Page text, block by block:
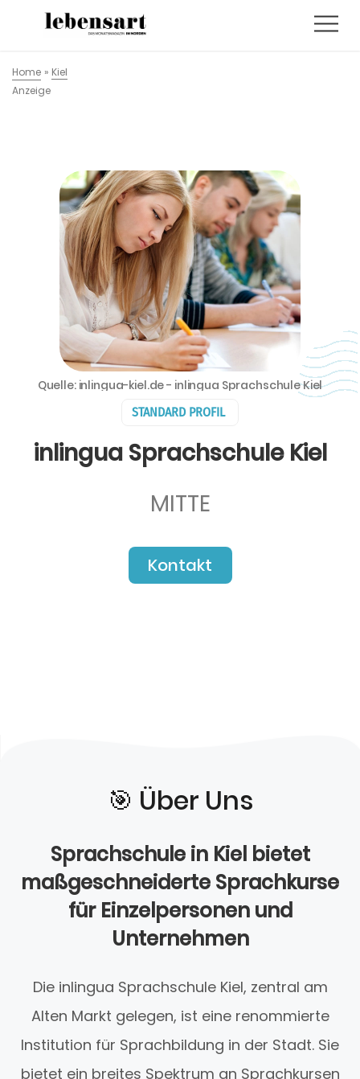
Home » Kiel
Anzeige
STANDARD PROFIL
inlingua Sprachschule Kiel
MITTE
Kontakt
Quelle: inlingua-kiel.de - inlingua Sprachschule Kiel
🎯️ Über Uns
Sprachschule in Kiel bietet
maßgeschneiderte Sprachkurse
für Einzelpersonen und
Unternehmen
Die inlingua Sprachschule Kiel, zentral am
Alten Markt gelegen, ist eine renommierte
Institution für Sprachbildung in der Stadt. Sie
bietet ein breites Spektrum an Sprachkursen